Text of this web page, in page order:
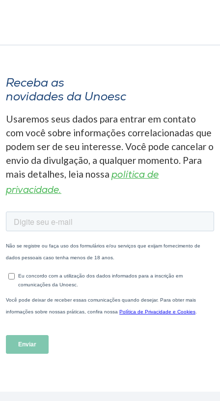
Receba as
novidades da Unoesc
Usaremos seus dados para entrar em contato
com você sobre informações correlacionadas que
podem ser de seu interesse. Você pode cancelar o
envio da divulgação, a qualquer momento. Para
mais detalhes, leia nossa política de
privacidade.